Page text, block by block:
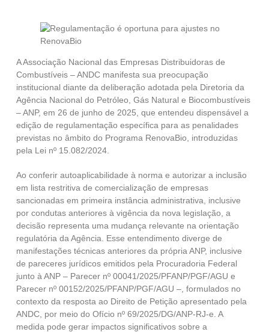
A Associação Nacional das Empresas Distribuidoras de
Combustíveis – ANDC manifesta sua preocupação
institucional diante da deliberação adotada pela Diretoria da
Agência Nacional do Petróleo, Gás Natural e Biocombustíveis
– ANP, em 26 de junho de 2025, que entendeu dispensável a
edição de regulamentação específica para as penalidades
previstas no âmbito do Programa RenovaBio, introduzidas
pela Lei nº 15.082/2024.
Ao conferir autoaplicabilidade à norma e autorizar a inclusão
em lista restritiva de comercialização de empresas
sancionadas em primeira instância administrativa, inclusive
por condutas anteriores à vigência da nova legislação, a
decisão representa uma mudança relevante na orientação
regulatória da Agência. Esse entendimento diverge de
manifestações técnicas anteriores da própria ANP, inclusive
de pareceres jurídicos emitidos pela Procuradoria Federal
junto à ANP – Parecer nº 00041/2025/PFANP/PGF/AGU e
Parecer nº 00152/2025/PFANP/PGF/AGU –, formulados no
contexto da resposta ao Direito de Petição apresentado pela
ANDC, por meio do Ofício nº 69/2025/DG/ANP-RJ-e. A
medida pode gerar impactos significativos sobre a